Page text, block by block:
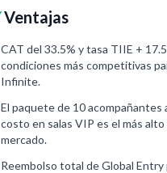
Ventajas
CAT del 33.5% y tasa TIIE +
condiciones más competitivas
Infinite.
El paquete de 10 acompañantes
costo en salas VIP es el más alto
mercado.
Reembolso total de Global Entry